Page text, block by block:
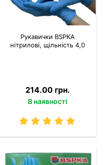
Рукавички BSPKA
нітрилові, щільність 4,0
214.00 грн.
В наявності